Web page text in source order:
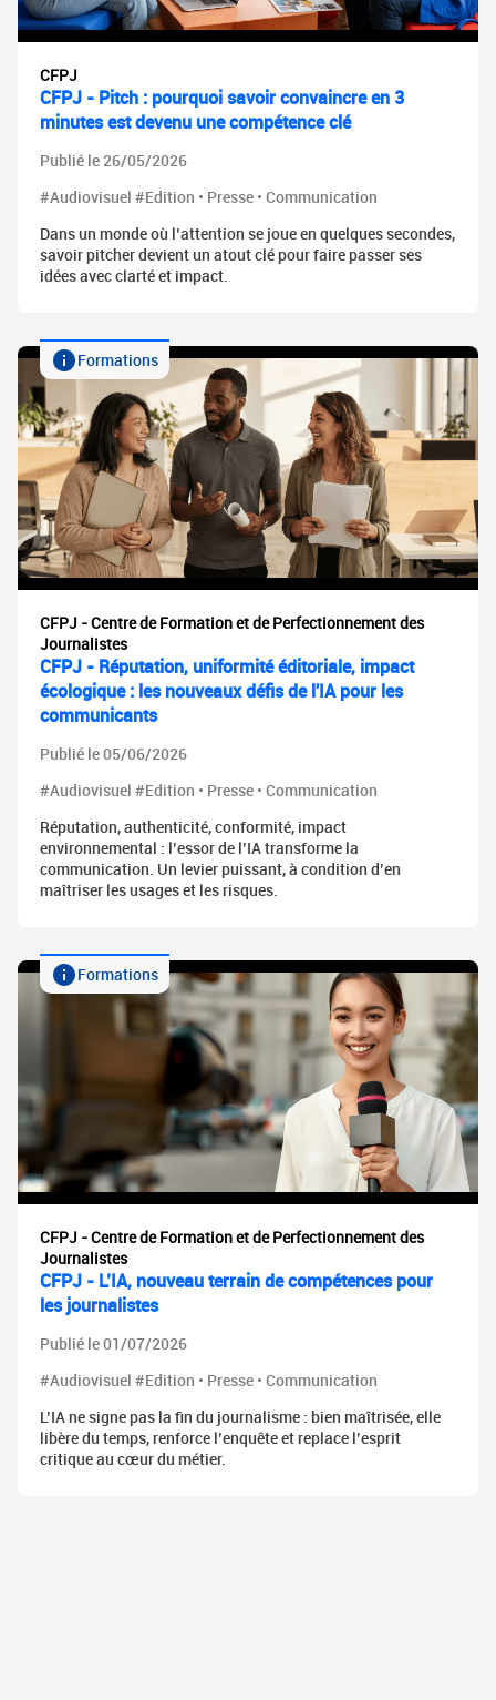
CFPJ
CFPJ - Pitch : pourquoi savoir convaincre en 3
minutes est devenu une compétence clé
Publié le 26/05/2026
#Audiovisuel #Edition • Presse • Communication
Dans un monde où l’attention se joue en quelques secondes,
savoir pitcher devient un atout clé pour faire passer ses
idées avec clarté et impact.
Formations
CFPJ - Centre de Formation et de Perfectionnement des
Journalistes
CFPJ - Réputation, uniformité éditoriale, impact
écologique : les nouveaux défis de l'IA pour les
communicants
Publié le 05/06/2026
#Audiovisuel #Edition • Presse • Communication
Réputation, authenticité, conformité, impact
environnemental : l’essor de l’IA transforme la
communication. Un levier puissant, à condition d’en
maîtriser les usages et les risques.
Formations
CFPJ - Centre de Formation et de Perfectionnement des
Journalistes
CFPJ - L’IA, nouveau terrain de compétences pour
les journalistes
Publié le 01/07/2026
#Audiovisuel #Edition • Presse • Communication
L’IA ne signe pas la fin du journalisme : bien maîtrisée, elle
libère du temps, renforce l’enquête et replace l’esprit
critique au cœur du métier.